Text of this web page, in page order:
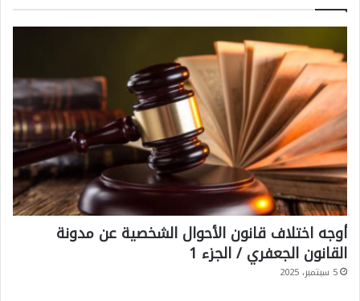
ي
ك
ي
ف
ي
ح
م
ل
ة
س
"
أوجه اختلاف قانون الأحوال الشخصية عن مدونة
القانون الجعفري / الجزء 1
5 سبتمبر، 2025